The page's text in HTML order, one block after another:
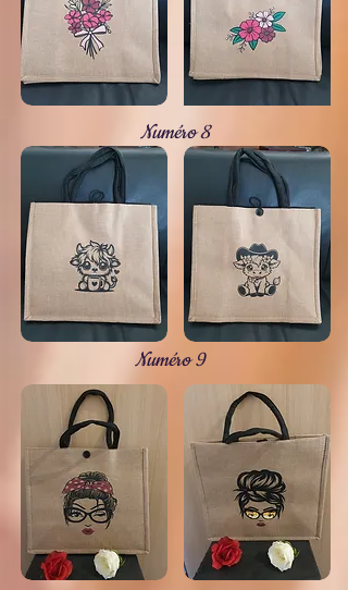
Numéro 8
Numéro 9